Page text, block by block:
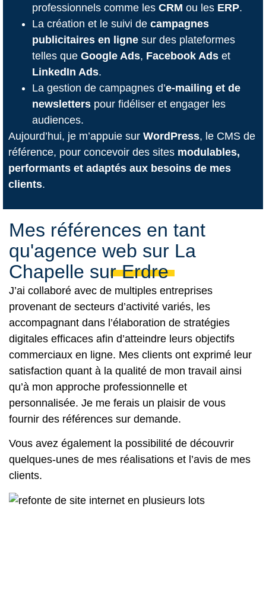
professionnels comme les CRM ou les ERP.
La création et le suivi de campagnes
publicitaires en lignesur des plateformes
telles que Google Ads, Facebook Adset
LinkedIn Ads.
La gestion de campagnes d’e-mailing et de
newsletterspour fidéliser et engager les
audiences.
Aujourd’hui, je m’appuie sur WordPress, le CMS de
référence, pour concevoir des sites modulables,
performants et adaptés aux besoins de mes
clients.
Mes références en tant
qu'agence web sur La
Chapelle sur Erdre
J’ai collaboré avec de multiples entreprises
provenant de secteurs d’activité variés, les
accompagnant dans l’élaboration de stratégies
digitales efficaces afin d’atteindre leurs objectifs
commerciaux en ligne. Mes clients ont exprimé leur
satisfaction quant à la qualité de mon travail ainsi
qu’à mon approche professionnelle et
personnalisée. Je me ferais un plaisir de vous
fournir des références sur demande.
Vous avez également la possibilité de découvrir
quelques-unes de mes réalisations et l’avis de mes
clients.